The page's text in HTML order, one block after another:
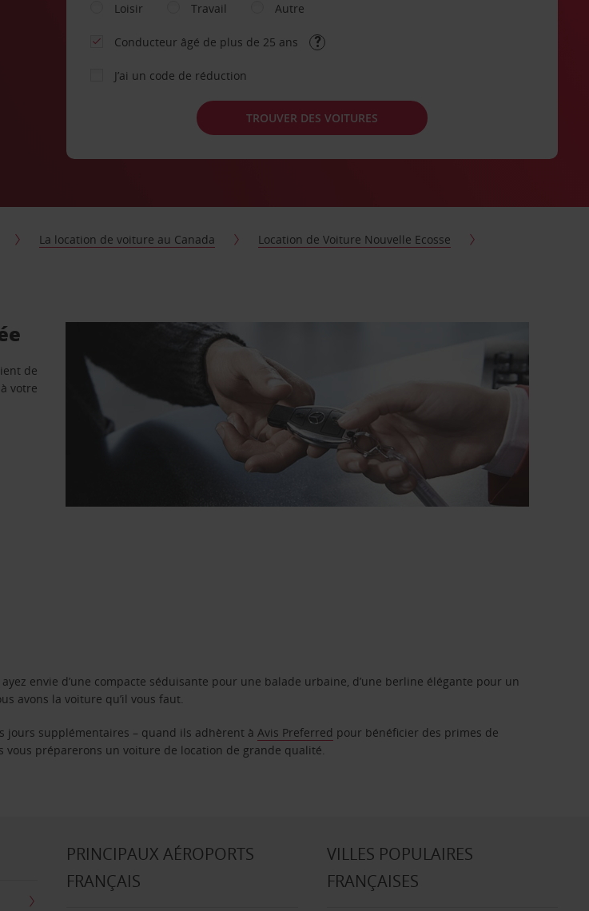
Loisir
Travail Autre
Conducteur âgé de plus de 25 ans
J’ai un code de réduction
TROUVER DES VOITURES
La location de voiture au Canada
Location de Voiture Nouvelle Ecosse
de
votre
envie d’une compacte séduisante pour une balade urbaine, d’une berline élégante pour un
avons la voiture qu’il vous faut.
jours supplémentaires – quand ils adhèrent àAvis Preferred pour bénéficier des primes de
préparerons un voiture de location de grande qualité.
PRINCIPAUX AÉROPORTS
FRANÇAIS
VILLES POPULAIRES
FRANÇAISES